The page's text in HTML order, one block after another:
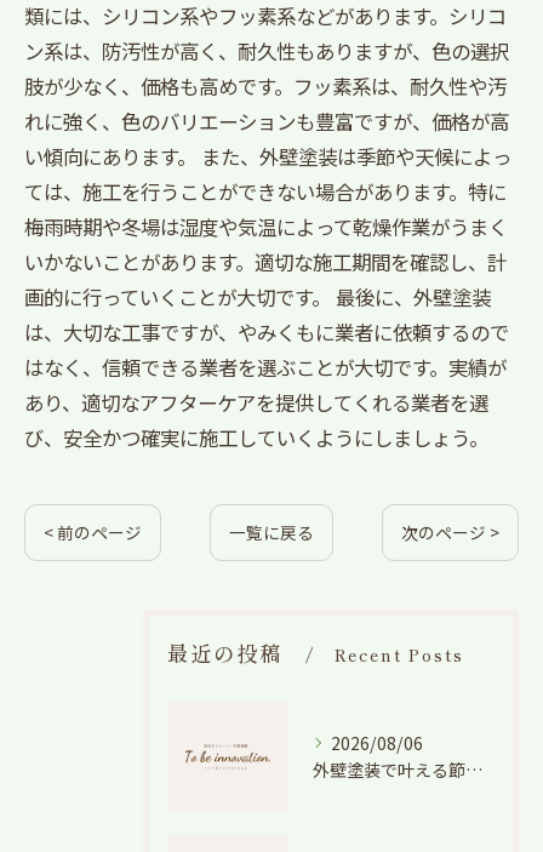
類には、シリコン系やフッ素系などがあります。シリコ
ン系は、防汚性が高く、耐久性もありますが、色の選択
肢が少なく、価格も高めです。フッ素系は、耐久性や汚
れに強く、色のバリエーションも豊富ですが、価格が高
い傾向にあります。 また、外壁塗装は季節や天候によっ
ては、施工を行うことができない場合があります。特に
梅雨時期や冬場は湿度や気温によって乾燥作業がうまく
いかないことがあります。適切な施工期間を確認し、計
画的に行っていくことが大切です。 最後に、外壁塗装
は、大切な工事ですが、やみくもに業者に依頼するので
はなく、信頼できる業者を選ぶことが大切です。実績が
あり、適切なアフターケアを提供してくれる業者を選
び、安全かつ確実に施工していくようにしましょう。
< 前のページ 一覧に戻る 次のページ >
最近の投稿 Recent Posts
2026/08/06
外壁塗装で叶える節電効果と愛知県の相場や色選びのポイントを徹底解説